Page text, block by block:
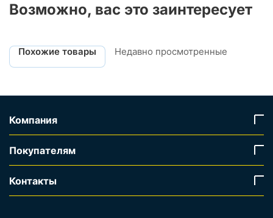
Возможно, вас это заинтересует
Похожие товары Недавно просмотренные
Компания
Покупателям
Контакты